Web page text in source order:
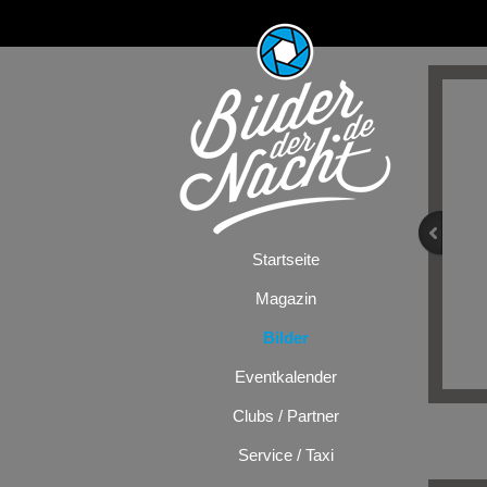
Startseite
Magazin
Bilder
Eventkalender
Clubs / Partner
Service / Taxi